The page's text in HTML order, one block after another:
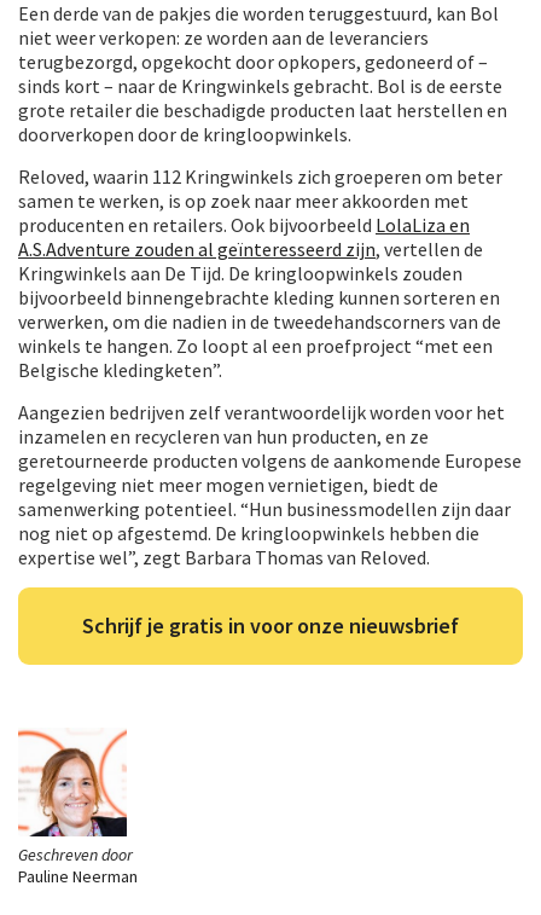
Geschreven door
Pauline Neerman
Een derde van de pakjes die worden teruggestuurd, kan Bol
niet weer verkopen: ze worden aan de leveranciers
terugbezorgd, opgekocht door opkopers, gedoneerd of –
sinds kort – naar de Kringwinkels gebracht. Bol is de eerste
grote retailer die beschadigde producten laat herstellen en
doorverkopen door de kringloopwinkels.
Reloved, waarin 112 Kringwinkels zich groeperen om beter
samen te werken, is op zoek naar meer akkoorden met
producenten en retailers. Ook bijvoorbeeld LolaLiza en
A.S.Adventure zouden al geïnteresseerd zijn, vertellen de
Kringwinkels aan De Tijd. De kringloopwinkels zouden
bijvoorbeeld binnengebrachte kleding kunnen sorteren en
verwerken, om die nadien in de tweedehandscorners van de
winkels te hangen. Zo loopt al een proefproject “met een
Belgische kledingketen”.
Aangezien bedrijven zelf verantwoordelijk worden voor het
inzamelen en recycleren van hun producten, en ze
geretourneerde producten volgens de aankomende Europese
regelgeving niet meer mogen vernietigen, biedt de
samenwerking potentieel. “Hun businessmodellen zijn daar
nog niet op afgestemd. De kringloopwinkels hebben die
expertise wel”, zegt Barbara Thomas van Reloved.
Schrijf je gratis in voor onze nieuwsbrief